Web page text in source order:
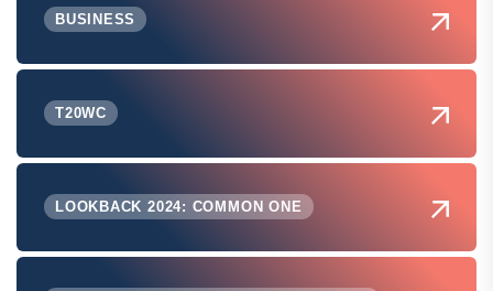
BUSINESS
T20WC
LOOKBACK 2024: COMMON ONE